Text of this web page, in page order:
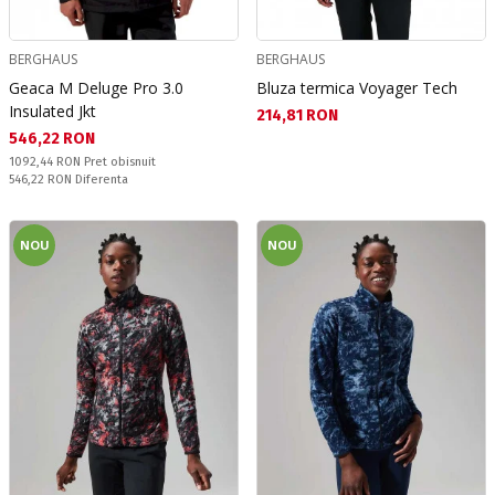
BERGHAUS
Geaca M Deluge Pro 3.0
Insulated Jkt
Текуща цена:
546,22 RON
Pret obisnuit:
1092,44 RON Pret obisnuit
Спестявате:
546,22 RON Diferenta
BERGHAUS
Bluza termica Voyager Tech
Текуща цена:
214,81 RON
NOU NOU